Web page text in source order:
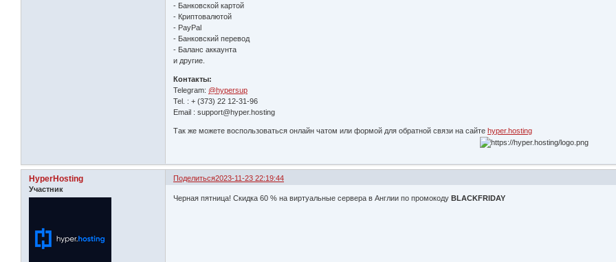
- Банковской картой
- Криптовалютой
- PayPal
- Банковский перевод
- Баланс аккаунта
и другие.
Контакты:
Telegram:@hypersup
Tel. : + (373) 22 12-31-96
Email : support@hyper.hosting
Так же можете воспользоваться онлайн чатом или формой для обратной связи на сайтеhyper.hosting
Поделиться2023-11-23 22:19:44
HyperHosting
Участник
Черная пятница! Скидка 60 % на виртуальные сервера в Англии по промокодуBLACKFRIDAY